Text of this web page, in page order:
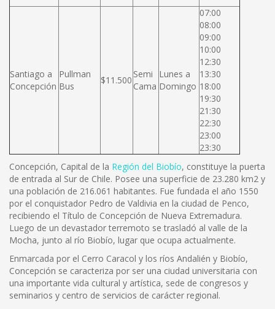
Santiago a
Concepción
Pullman
Bus
$11.500
Semi
Cama
Lunes a
Domingo
07:00
08:00
09:00
10:00
12:30
13:30
18:00
19:30
21:30
22:30
23:00
23:30
Concepción, Capital de la Región del Biobío, constituye la puerta
de entrada al Sur de Chile. Posee una superficie de 23.280 km2 y
una población de 216.061 habitantes. Fue fundada el año 1550
por el conquistador Pedro de Valdivia en la ciudad de Penco,
recibiendo el Título de Concepción de Nueva Extremadura.
Luego de un devastador terremoto se trasladó al valle de la
Mocha, junto al río Biobío, lugar que ocupa actualmente.
Enmarcada por el Cerro Caracol y los ríos Andalién y Biobío,
Concepción se caracteriza por ser una ciudad universitaria con
una importante vida cultural y artística, sede de congresos y
seminarios y centro de servicios de carácter regional.